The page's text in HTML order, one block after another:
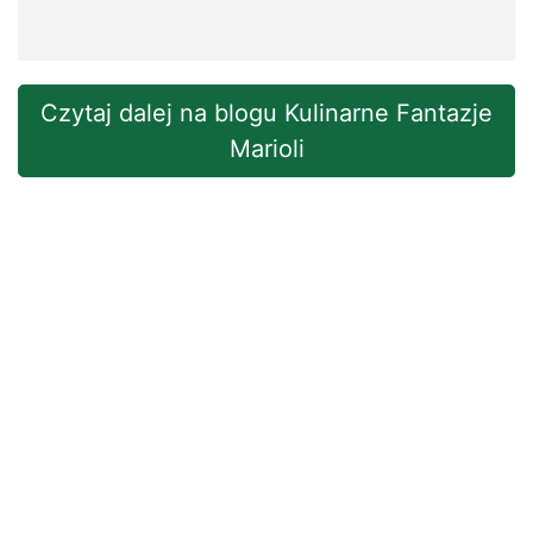
Czytaj dalej na blogu Kulinarne Fantazje
Marioli